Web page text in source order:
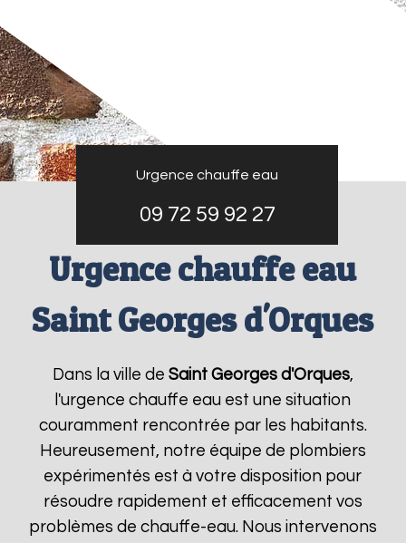
Urgence chauffe eau
09 72 59 92 27
Urgence chauffe eau
Saint Georges d'Orques
Dans la ville de Saint Georges d'Orques,
l'urgence chauffe eau est une situation
couramment rencontrée par les habitants.
Heureusement, notre équipe de plombiers
expérimentés est à votre disposition pour
résoudre rapidement et efficacement vos
problèmes de chauffe-eau. Nous intervenons